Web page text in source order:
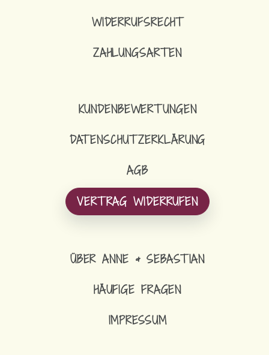
WIDERRUFSRECHT
ZAHLUNGSARTEN
KUNDENBEWERTUNGEN
DATENSCHUTZERKLÄRUNG
AGB
VERTRAG WIDERRUFEN
ÜBER ANNE & SEBASTIAN
HÄUFIGE FRAGEN
IMPRESSUM